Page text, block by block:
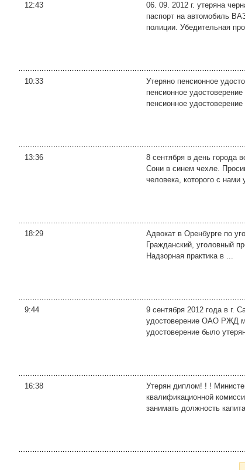
12:43
06. 09. 2012 г. утеряна
паспорт на автомобиль
полиции. Убедительная
10:33
Утеряно пенсионное
пенсионное
пенсионное удостоверение
13:36
8 сентября в день города
Сони в синем чехле.
человека, которого с нами
18:29
Адвокат в Оренбурге по
Гражданский, уголовный
Надзорная практика в ...
9:44
9 сентября 2012 года в г.
удостоверение ОАО РЖД
удостоверение было
16:38
Утерян диплом! ! !
квалификационной
занимать должность